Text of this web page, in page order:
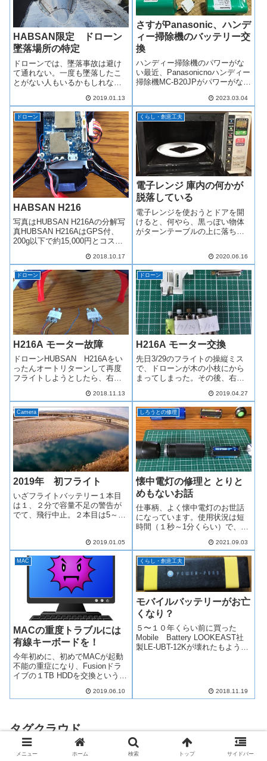
HABSAN限定 ドローン
墜落場所の特定
ドローンでは、墜落事故は避け
て通れない。一度も墜落したこ
とがない人もいるかもしれない
も壊れれば、バランスを崩して
落ちてしまう。６枚羽や、高度
なフライトコントローラーで、
ある程度対応可能機種もあるの
かもしれない。...
2019.01.13
さすがPanasonic、ハンデ
ィー掃除機のバッテリー交
換
ハンディー掃除機のパワーがな
い最近、Panasonicnoハンディー
掃除機MC-B20JPがパワーがな
れど、充電してもすぐにパワー
が無くなってしまうようであ
る。製造年は2017年製である。
既に製造終了となっている...
2023.03.04
ドローン
HABSAN H216
写真はHUBSAN H216Aの分解写
真HUBSAN H216AはGPS付、
200g以下で約15,000円とコスパ
で綺麗にとれる。ただ、モータ
ーはブラシレスではないのでか
なりの頻度で故障する。すでに4
個交換...
2018.10.17
くらし・創意工夫
電子レンジ 庫内の何かが
脱落している
電子レンジを使おうとドアを開
けると、何やら、黒っぽい物体
がターンテーブルの上に落ちて
ら感じた。脱落したシートは四
角いシート状のもので割れやす
い。発見した時も、割れたとこ
ろをテープで引っ付...
2020.06.16
ドローン
H216A モーター故障
ドローンHUBSAN H216Aをい
ったんオートリターンして再度
フライトしようとしたら、右後
あるちょっと調子悪いだけだろ
うと思ったが、何度やってもだ
め。モーター交換するしかな
い。振り返ってみると手動で帰
還させよう...
2018.11.13
ドローン
H216A モーター交換
先日3/29のフライトの操縦ミス
で、ドローンが木の小枝にから
まってしまった。その後、右後
り、しなかったりで、正常に離
陸できなくなってしまった。
HABSAN H216Aドローン離陸不
能 動画：54MBずっと、放
置...
2019.04.27
Camera
2019年 初フライト
いざフライトバッテリー１本目
は１、２分で容量不足の警告が
でて、飛行中止。２本目は5～10
だが、最初は何ともなさそうだ
ったので、そのまま使用し続け
た。動画ファイルが壊れてるド
ローンからの...
2019.01.05
しろうとの修理
懐中電灯の修理と とりと
めもないお話
仕事柄、よく懐中電灯のお世話
になっています。使用状況は短
時間（１秒～1分くらい）で、１
す。使い始めて約２か月、その
懐中電灯がつかなくなってしま
いました。スイッチのON/OFF回
数が多いので「スイッチが壊れ
た」か「...
2021.09.03
MAC
MACの重度トラブルには
有線キーボードを！
今年初めに、初めでMACが起動
不能の重症になり、Fusionドラ
イブの１TB HDDを交換という、
くらいの重症になりそうな気が
LEDランプが点灯したま...
2019.06.10
くらし・創意工夫
モバイルバッテリーがお亡
くなり？
５〜１０年くらい前に買った
Mobile Battery LOOKEAST社
製LE-UBT-12Kが壊れたもよう。
2018.11.19
タグクラウド
自宅サーバー トラブル
メニュー ホーム 検索 トップ サイドバー